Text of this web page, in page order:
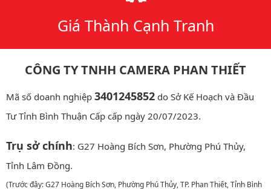
Giá Thành Cạnh Tranh
CÔNG TY TNHH CAMERA PHAN THIẾT
Mã số doanh nghiệp 3401245852 do Sở Kế Hoạch và Đầu
Tư Tỉnh Bình Thuận Cấp cấp ngày 20/07/2023.
Trụ sở chính: G27 Hoàng Bích Sơn, Phường Phú Thủy,
Tỉnh Lâm Đồng.
(Trước đây: G27 Hoàng Bích Sơn, Phường Phú Thủy, TP. Phan Thiết, Tỉnh Bình